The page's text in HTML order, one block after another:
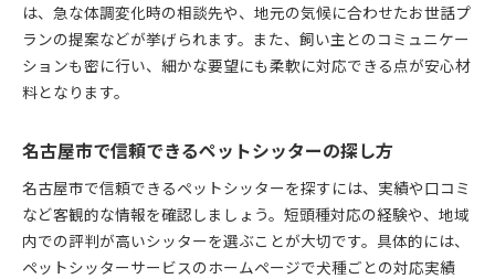
は、急な体調変化時の相談先や、地元の気候に合わせたお世話プ
ランの提案などが挙げられます。また、飼い主とのコミュニケー
ションも密に行い、細かな要望にも柔軟に対応できる点が安心材
料となります。
名古屋市で信頼できるペットシッターの探し方
名古屋市で信頼できるペットシッターを探すには、実績や口コミ
など客観的な情報を確認しましょう。短頭種対応の経験や、地域
内での評判が高いシッターを選ぶことが大切です。具体的には、
ペットシッターサービスのホームページで犬種ごとの対応実績